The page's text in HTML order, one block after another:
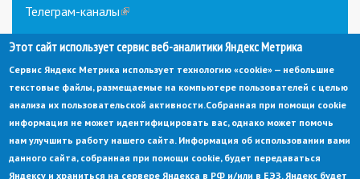
external)
Телеграм-каналы(link
external)
© Администрация города Заречный
Этот сайт использует сервис веб-аналитики Яндекс Метрика
Сервис Яндекс Метрика использует технологию «cookie» — небольшие
текстовые файлы, размещаемые на компьютере пользователей с целью
анализа их пользовательской активности.Собранная при помощи cookie
информация не может идентифицировать вас, однако может помочь
нам улучшить работу нашего сайта. Информация об использовании вами
данного сайта, собранная при помощи cookie, будет передаваться
Яндексу и храниться на сервере Яндекса в РФ и/или в ЕЭЗ. Яндекс будет